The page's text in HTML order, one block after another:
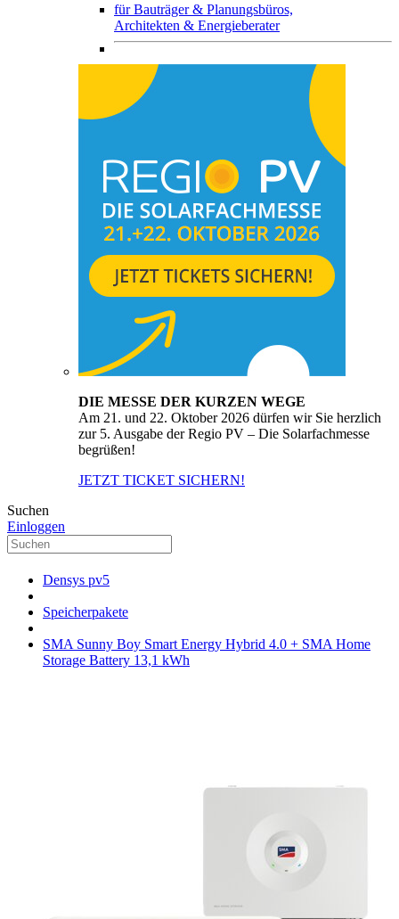
fürBauträger & Planungsbüros,
Architekten & Energieberater
DIE MESSE DER KURZEN WEGE
Am 21. und 22. Oktober 2026 dürfen wir Sie herzlich
zur 5. Ausgabe der Regio PV – Die Solarfachmesse
begrüßen!
JETZT TICKET SICHERN!
Suchen
Einloggen
Densys pv5
Speicherpakete
SMA Sunny Boy Smart Energy Hybrid 4.0 + SMA Home
Storage Battery 13,1 kWh